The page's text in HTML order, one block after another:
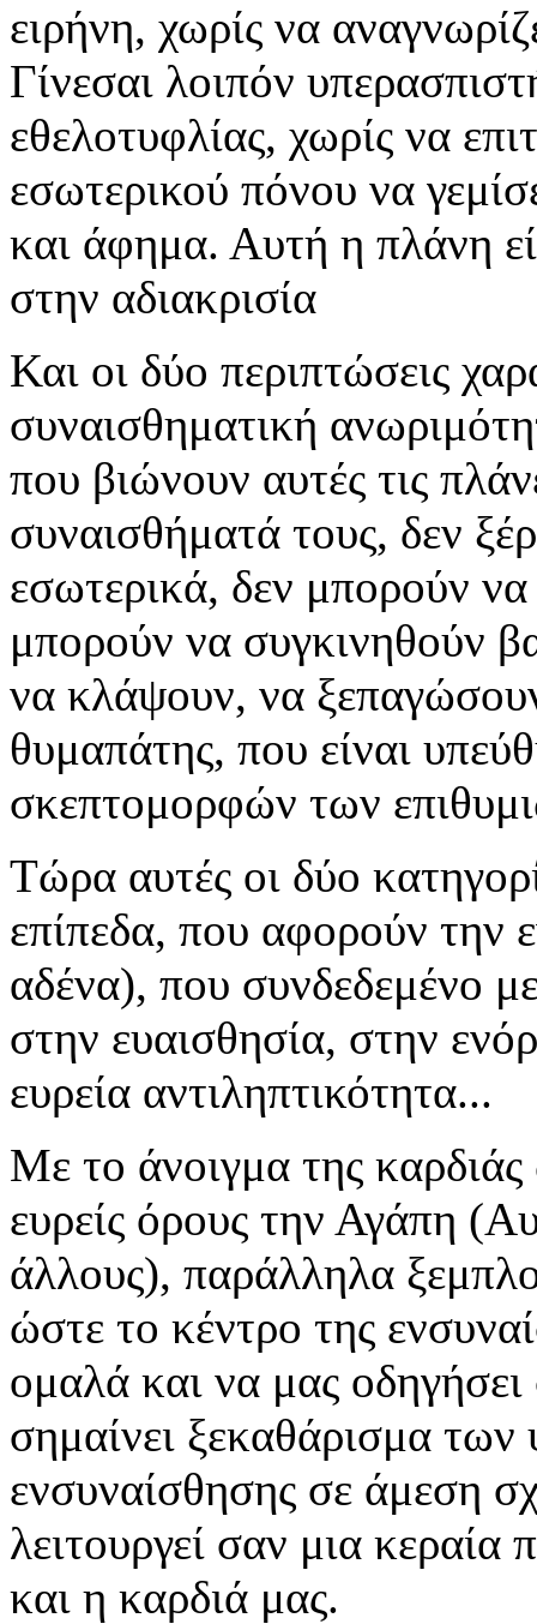
ειρήνη, χωρίς να
Γίνεσαι λοιπόν
εθελοτυφλίας, χωρίς να
εσωτερικού πόνου να
και άφημα. Αυτή η πλάνη
στην αδιακρισία
Και οι δύο περιπτώσεις
συναισθηματική
που βιώνουν αυτές τις
συναισθήματά τους, δεν
εσωτερικά, δεν μπορούν
μπορούν να συγκινηθούν
να κλάψουν, να
θυμαπάτης, που είναι
σκεπτομορφών των
Τώρα αυτές οι δύο
επίπεδα, που αφορούν την
αδένα), που συνδεδεμένο
στην ευαισθησία, στην
ευρεία αντιληπτικότητα...
Με το άνοιγμα της
ευρείς όρους την Αγάπη
άλλους), παράλληλα
ώστε το κέντρο της
ομαλά και να μας
σημαίνει ξεκαθάρισμα
ενσυναίσθησης σε άμεση
λειτουργεί σαν μια κεραία
και η καρδιά μας.